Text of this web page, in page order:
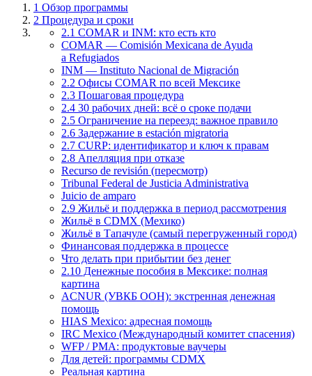
1 Обзор программы
2 Процедура и сроки
2.1 COMAR и INM: кто есть кто
COMAR — Comisión Mexicana de Ayuda
a Refugiados
INM — Instituto Nacional de Migración
2.2 Офисы COMAR по всей Мексике
2.3 Пошаговая процедура
2.4 30 рабочих дней: всё о сроке подачи
2.5 Ограничение на переезд: важное правило
2.6 Задержание в estación migratoria
2.7 CURP: идентификатор и ключ к правам
2.8 Апелляция при отказе
Recurso de revisión (пересмотр)
Tribunal Federal de Justicia Administrativa
Juicio de amparo
2.9 Жильё и поддержка в период рассмотрения
Жильё в CDMX (Мехико)
Жильё в Тапачуле (самый перегруженный город)
Финансовая поддержка в процессе
Что делать при прибытии без денег
2.10 Денежные пособия в Мексике: полная
картина
ACNUR (УВКБ ООН): экстренная денежная
помощь
HIAS Mexico: адресная помощь
IRC Mexico (Международный комитет спасения)
WFP / PMA: продуктовые ваучеры
Для детей: программы CDMX
Реальная картина